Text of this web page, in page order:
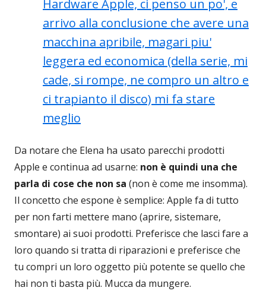
Hardware Apple, ci penso un po', e
arrivo alla conclusione che avere una
macchina apribile, magari piu'
leggera ed economica (della serie, mi
cade, si rompe, ne compro un altro e
ci trapianto il disco) mi fa stare
meglio
Da notare che Elena ha usato parecchi prodotti
Apple e continua ad usarne: non è quindi una che
parla di cose che non sa (non è come me insomma).
Il concetto che espone è semplice: Apple fa di tutto
per non farti mettere mano (aprire, sistemare,
smontare) ai suoi prodotti. Preferisce che lasci fare a
loro quando si tratta di riparazioni e preferisce che
tu compri un loro oggetto più potente se quello che
hai non ti basta più. Mucca da mungere.